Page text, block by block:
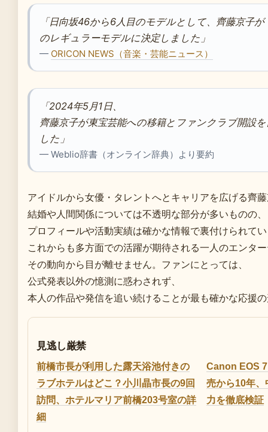
「日向坂46から6人目のモデルとして、齊藤京子が
のレギュラーモデルに決定しました」
— ORICON NEWS（音楽・芸能ニュース）
「2024年5月1日、
齊藤京子が東宝芸能への移籍とファンクラブ開設
した」
— Weblio辞書（オンライン辞典）より要約
アイドルから女優・タレントへとキャリアを広げる齊
結婚や人間関係については不透明な部分が多いものの、
プロフィールや活動実績は確かな情報で裏付けられて
これからも多方面での活躍が期待される一人のエンタ
その動向から目が離せません。ファンにとっては、
公式発表以外の憶測に惑わされず、
本人の作品や発信を追い続けることが最も確かな応援
見逃し厳禁
前橋市長が利用した露天浴池付きの
ラブホテルはどこ？小川晶市長の9回
訪問、ホテルマリア前橋203号室の詳
細
Canon EOS
売から10年、
力を徹底検証